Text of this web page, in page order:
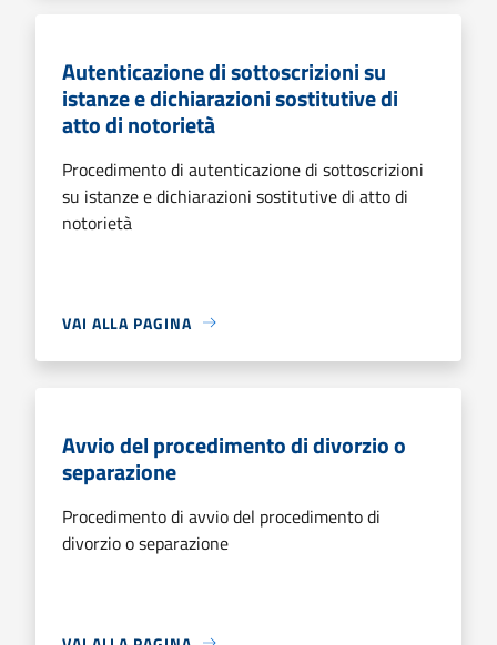
Autenticazione di sottoscrizioni su
istanze e dichiarazioni sostitutive di
atto di notorietà
Procedimento di autenticazione di sottoscrizioni
su istanze e dichiarazioni sostitutive di atto di
notorietà
VAI ALLA PAGINA
Avvio del procedimento di divorzio o
separazione
Procedimento di avvio del procedimento di
divorzio o separazione